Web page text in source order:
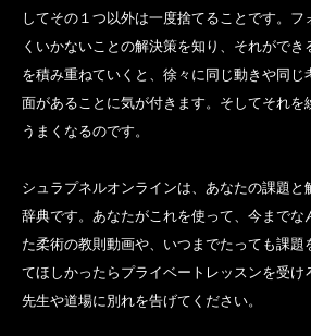
してその１つ以外は一度捨てることです。フ
くいかないことの解決策を知り、それがで
を積み重ねていくと、徐々に同じ動きや同
面があることに気が付きます。そしてそれを
うまくなるのです。
シュラプネルオンラインは、あなたの課題
辞典です。あなたがこれを使って、今までな
た柔術の教則動画や、いつまでたっても課題
てほしかったらプライベートレッスンを受け
先生や道場に別れを告げてください。